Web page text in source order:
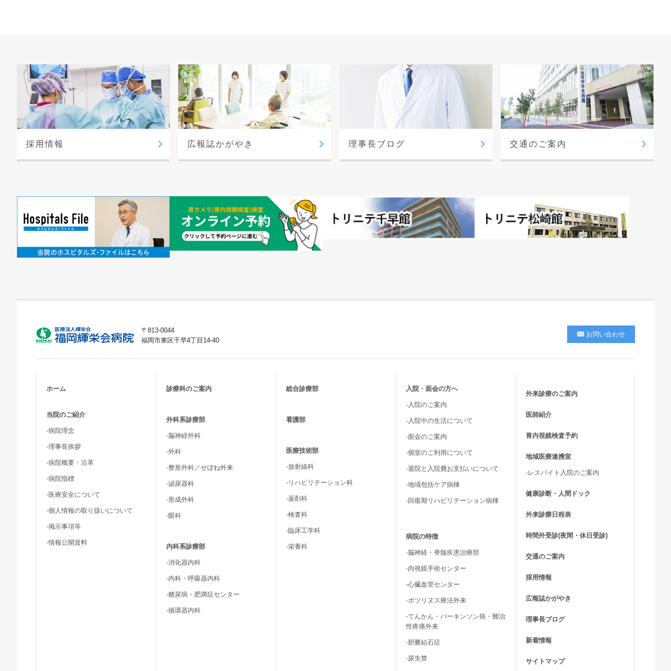
採用情報 広報誌かがやき 理事長ブログ 交通のご案内
〒813-0044
福岡市東区千早4丁目14-40
お問い合わせ
ホーム
当院のご紹介
-病院理念
-理事長挨拶
-病院概要・沿革
-病院指標
-医療安全について
-個人情報の取り扱いについて
-掲示事項等
-情報公開資料
診療科のご案内
外科系診療部
-脳神経外科
-外科
-整形外科／せぼね外来
-泌尿器科
-形成外科
-眼科
内科系診療部
-消化器内科
-内科・呼吸器内科
-糖尿病・肥満症センター
-循環器内科
総合診療部
看護部
医療技術部
-放射線科
-リハビリテーション科
-薬剤科
-検査科
-臨床工学科
-栄養科
入院・面会の方へ
-入院のご案内
-入院中の生活について
-面会のご案内
-個室のご利用について
-退院と入院費お支払いについて
-地域包括ケア病棟
-回復期リハビリテーション病棟
病院の特徴
-脳神経・脊髄疾患治療部
-内視鏡手術センター
-心臓血管センター
-ボツリヌス療法外来
-てんかん・パーキンソン病・難治
性疼痛外来
-胆嚢結石症
-尿失禁
外来診療のご案内
医師紹介
胃内視鏡検査予約
地域医療連携室
-レスパイト入院のご案内
健康診断・人間ドック
外来診療日程表
時間外受診(夜間・休日受診)
交通のご案内
採用情報
広報誌かがやき
理事長ブログ
新着情報
サイトマップ